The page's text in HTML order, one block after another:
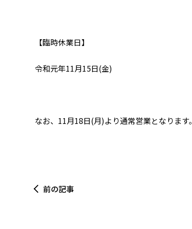
【臨時休業日】
令和元年11月15日(金)
なお、11月18日(月)より通常営業となります。
前の記事